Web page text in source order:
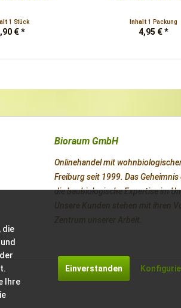
1 Stück
€ *
Inhalt 1 Packung
4,95 € *
Bioraum GmbH
Onlinehandel mit
Freiburg seit 1999. Das
die baubiologische Expertise im
Unsere Kunden stehen mit ihren
Zentrum unserer Arbeit.
die
Ihre
Einverstanden